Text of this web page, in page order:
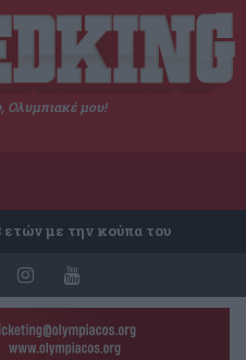
Ολυμπιακέ μου!
με την κούπα του